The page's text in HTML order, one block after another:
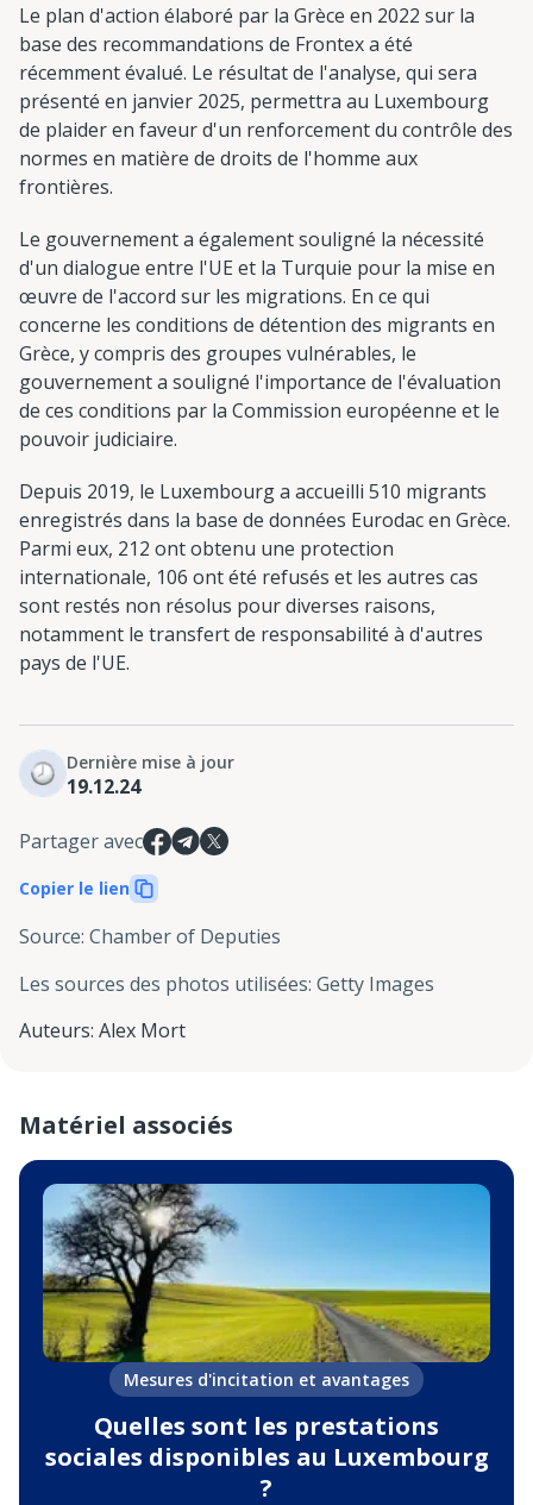
Le plan d'action élaboré par la Grèce en 2022 sur la
base des recommandations de Frontex a été
récemment évalué. Le résultat de l'analyse, qui sera
présenté en janvier 2025, permettra au Luxembourg
de plaider en faveur d'un renforcement du contrôle des
normes en matière de droits de l'homme aux
frontières.
Le gouvernement a également souligné la nécessité
d'un dialogue entre l'UE et la Turquie pour la mise en
œuvre de l'accord sur les migrations. En ce qui
concerne les conditions de détention des migrants en
Grèce, y compris des groupes vulnérables, le
gouvernement a souligné l'importance de l'évaluation
de ces conditions par la Commission européenne et le
pouvoir judiciaire.
Depuis 2019, le Luxembourg a accueilli 510 migrants
enregistrés dans la base de données Eurodac en Grèce.
Parmi eux, 212 ont obtenu une protection
internationale, 106 ont été refusés et les autres cas
sont restés non résolus pour diverses raisons,
notamment le transfert de responsabilité à d'autres
pays de l'UE.
Dernière mise à jour
19.12.24
Partager avec
Copier le lien
Source: Chamber of Deputies
Les sources des photos utilisées: Getty Images
Auteurs: Alex Mort
Matériel associés
Mesures d'incitation et avantages
Quelles sont les prestations
sociales disponibles au Luxembourg
?